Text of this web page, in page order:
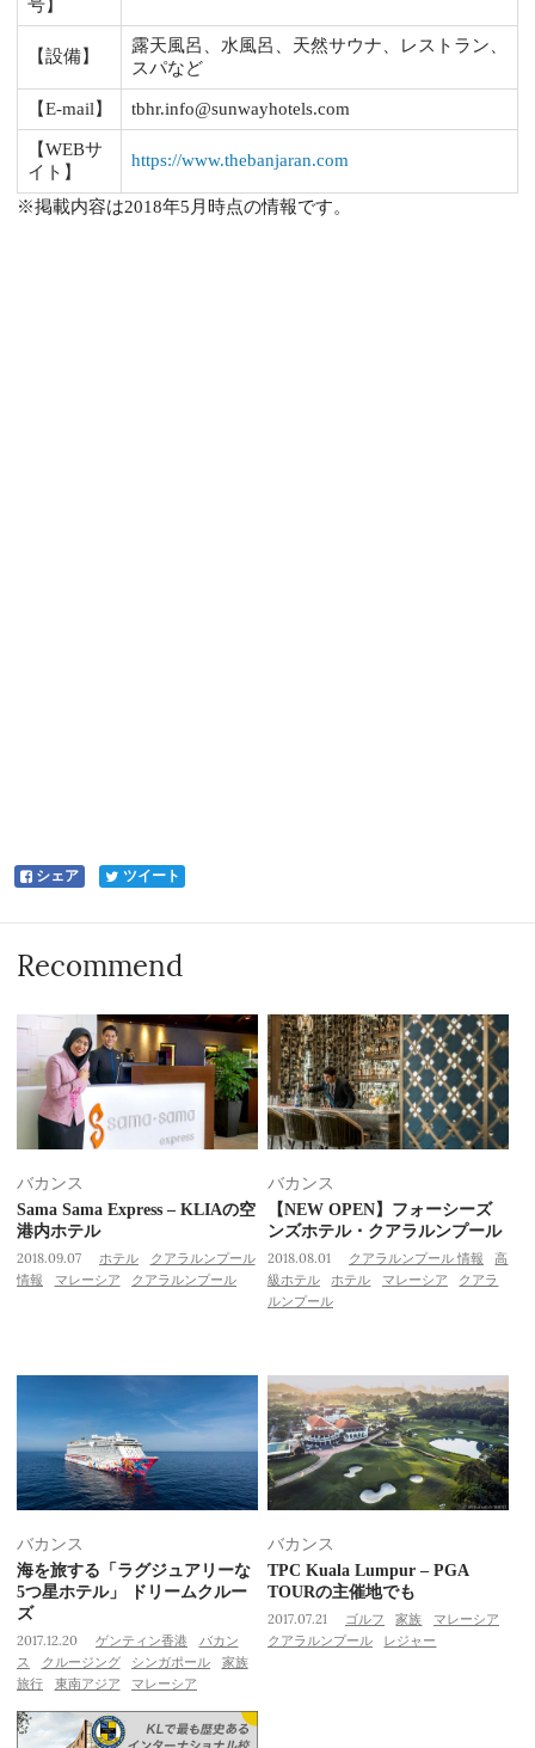
号】
【設備】
露天風呂、水風呂、天然サウナ、レストラン、
スパなど
【E-mail】 tbhr.info@sunwayhotels.com
【WEBサ
イト】
https://www.thebanjaran.com
※掲載内容は2018年5月時点の情報です。
シェア ツイート
Recommend
バカンス
Sama Sama Express – KLIAの空
港内ホテル
2018.09.07 ホテル
クアラルンプール
情報
マレーシア クアラルンプール
バカンス
【NEW OPEN】フォーシーズ
ンズホテル・クアラルンプール
2018.08.01 クアラルンプール 情報
高
級ホテル
ホテル マレーシア
クアラ
ルンプール
バカンス
海を旅する「ラグジュアリーな
5つ星ホテル」 ドリームクルー
ズ
2017.12.20 ゲンティン香港
バカン
ス
クルージング シンガポール
家族
旅行
東南アジア マレーシア
バカンス
TPC Kuala Lumpur – PGA
TOURの主催地でも
2017.07.21 ゴルフ 家族
マレーシア
クアラルンプール
レジャー